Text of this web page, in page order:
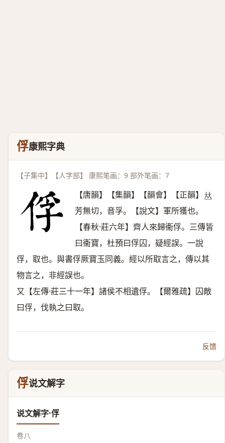
俘康熙字典
【子集中】【人字部】 康熙笔画：9 部外笔画：7
【唐韻】【集韻】【韻會】【正韻】 𠀤
芳無切，音孚。【說文】軍所獲也。
【春秋·莊六年】齊人來歸衞俘。三傳皆
曰衞寶，杜預曰俘囚，疑經誤。一說
俘，取也。與書俘厥寶玉同義。經以所取言之，傳以其
物言之，非經誤也。
又【左傳·莊三十一年】諸侯不相遺俘。【爾雅疏】囚敵
曰俘，伐執之曰取。
反馈
俘说文解字
说文解字·俘
卷八